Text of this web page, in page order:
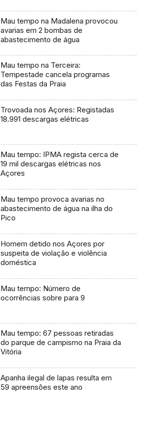
Mau tempo na Madalena provocou
avarias em 2 bombas de
abastecimento de água
Mau tempo na Terceira:
Tempestade cancela programas
das Festas da Praia
Trovoada nos Açores: Registadas
18.991 descargas elétricas
Mau tempo: IPMA regista cerca de
19 mil descargas elétricas nos
Açores
Mau tempo provoca avarias no
abastecimento de água na ilha do
Pico
Homem detido nos Açores por
suspeita de violação e violência
doméstica
Mau tempo: Número de
ocorrências sobre para 9
Mau tempo: 67 pessoas retiradas
do parque de campismo na Praia da
Vitória
Apanha ilegal de lapas resulta em
59 apreensões este ano